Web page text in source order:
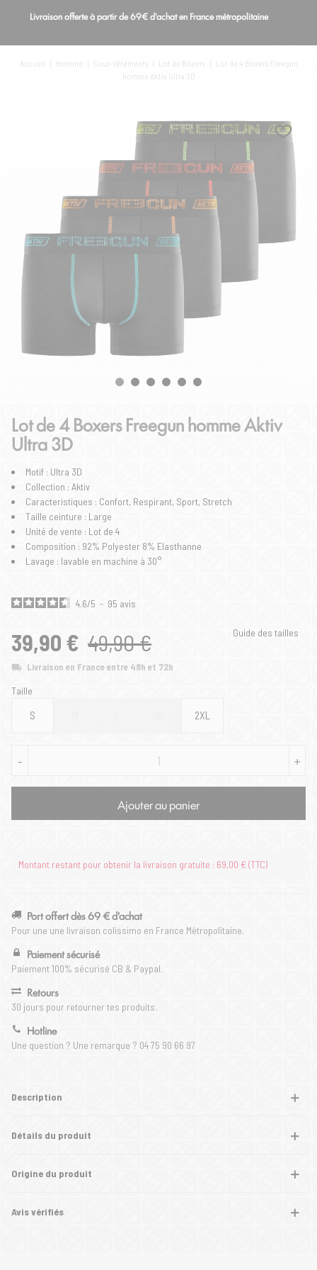
Livraison offerte à partir de 69€ d'achat en France métropolitaine
Accueil | Homme | Sous-Vêtements | Lot de Boxers |
Lot de 4 Boxers Freegun
homme Aktiv Ultra 3D
Lot de 4 Boxers Freegun homme Aktiv
Ultra 3D
Motif : Ultra 3D
Collection : Aktiv
Caracteristiques : Confort, Respirant, Sport, Stretch
Taille ceinture : Large
Unité de vente : Lot de 4
Composition : 92% Polyester 8% Elasthanne
Lavage : lavable en machine à 30°
4.6/5 - 95 avis
39,90 € 49,90 €
Livraison en France entre 48h et 72h
Guide des tailles
Taille
S 2XL
- +
Ajouter au panier
Montant restant pour obtenir la livraison gratuite : 69,00 € (TTC)
Port offert dès 69 € d'achat
Pour une une livraison colissimo en France Métropolitaine.
Paiement sécurisé
Paiement 100% sécurisé CB & Paypal.
Retours
30 jours pour retourner tes produits.
Hotline
Une question ? Une remarque ? 04 75 90 66 97
Description
Détails du produit
Origine du produit
Avis vérifiés